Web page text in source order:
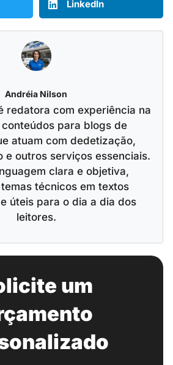
LinkedIn
Andréia Nilson
redatora com experiência na
para blogs de
atuam com dedetização,
e outros serviços essenciais.
clara e objetiva,
técnicos em textos
úteis para o dia a dia dos
leitores.
um